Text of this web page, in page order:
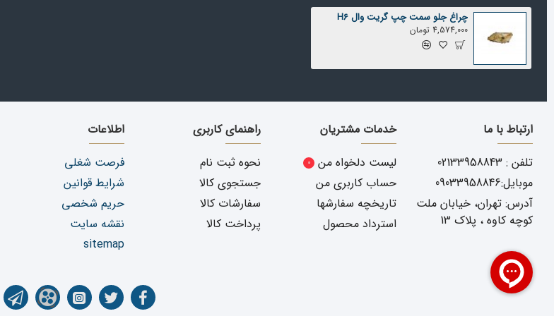
چراغ جلو سمت چپ گریت وال H6
4,574,000 تومان
ارتباط با ما
تلفن : 02133958843
موبایل:09033958846
آدرس: تهران، خیابان ملت
کوچه کاوه ، پلاک 13
خدمات مشتریان
لیست دلخواه من
0
حساب کاربری من
تاریخچه سفارشها
استرداد محصول
راهنمای کاربری
نحوه ثبت نام
جستجوی کالا
سفارشات کالا
پرداخت کالا
اطلاعات
فرصت شغلی
شرایط قوانین
حریم شخصی
نقشه سایت
sitemap